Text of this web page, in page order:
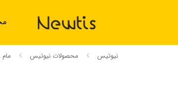
نیوتیس محصولات نیوتیس